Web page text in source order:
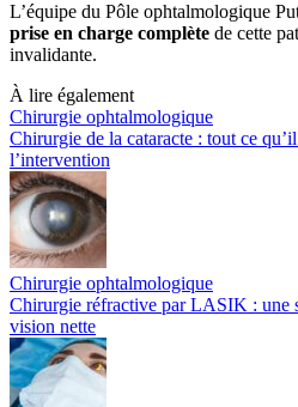
L’équipe du Pôle ophtalmologique
prise en charge complète de cette
invalidante.
À lire également
Chirurgie ophtalmologique
Chirurgie de la cataracte : tout ce
l’intervention
Chirurgie ophtalmologique
Chirurgie réfractive par LASIK : une
vision nette